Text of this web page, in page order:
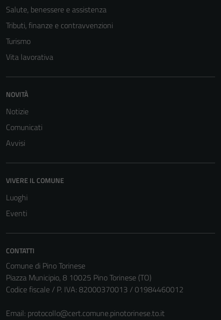
Salute, benessere e assistenza
Tributi, finanze e contravvenzioni
Turismo
Vita lavorativa
NOVITÀ
Notizie
Comunicati
Avvisi
VIVERE IL COMUNE
Luoghi
Eventi
CONTATTI
Comune di Pino Torinese
Piazza Municipio, 8 10025 Pino Torinese (TO)
Codice fiscale / P. IVA: 82000370013 / 01984460012
Email: protocollo@cert.comune.pinotorinese.to.it